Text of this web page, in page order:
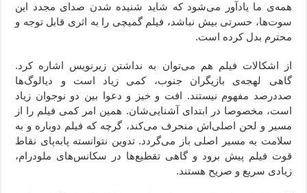
همه‌ی ما یادآور می‌شود که شاید شنیده شدن صدای مجدد این
سوت‌ها، حسرتی بیش نباشد، فیلم گمیچی را به اثری قابل توجه و
محترم بدل کرده است.
از اشکالات فیلم هم می‌توان به نداشتن زیرنویس اشاره کرد.
گاهی لهجه‌ی بازیگران جنوب، کمی زیاد است و دیالوگ‌ها
صددرصد مفهوم نیستند. افت و خیز و دعوا بین دو نوجوان زیاد
است، مخصوصا در ابتدای آشنایی‌شان. همین امر کمی فیلم را از
مسیر و لحن اصلی‌اش منحرف می‌کند، گرچه که فیلم دوباره و به
سلامت به مسیر اصلی باز می‌گردد. تدوین نتوانسته پابه‌پای نقاط
قوت فیلم پیش برود و گاهی تقطیع‌ها در سکانس‌های ملودرام،
زیادی سریع و صریح هستند.